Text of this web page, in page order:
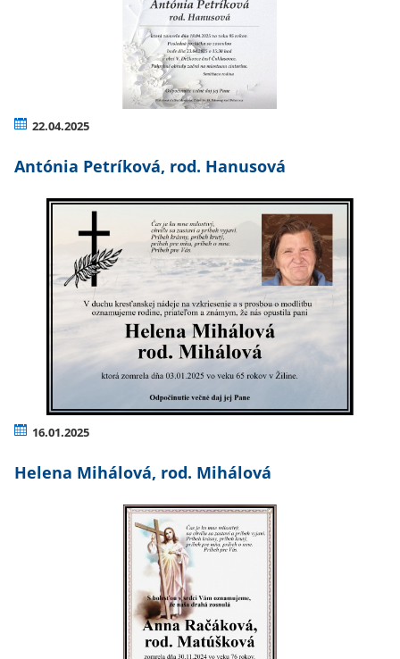
22.04.2025
Antónia Petríková, rod. Hanusová
16.01.2025
Helena Mihálová, rod. Mihálová